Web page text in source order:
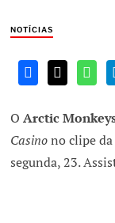
NOTÍCIAS
OArctic
Casinono clipe
segunda, 23.